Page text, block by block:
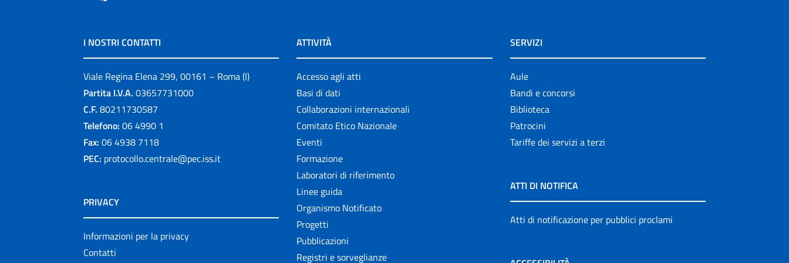
I NOSTRI CONTATTI
Viale Regina Elena 299, 00161 – Roma (I)
Partita I.V.A. 03657731000
C.F. 80211730587
Telefono: 06 4990 1
Fax: 06 4938 7118
PEC: protocollo.centrale@pec.iss.it
PRIVACY
Informazioni per la privacy
Contatti
ATTIVITÀ
Accesso agli atti
Basi di dati
Collaborazioni internazionali
Comitato Etico Nazionale
Eventi
Formazione
Laboratori di riferimento
Linee guida
Organismo Notificato
Progetti
Pubblicazioni
Registri e sorveglianze
SERVIZI
Aule
Bandi e concorsi
Biblioteca
Patrocini
Tariffe dei servizi a terzi
ATTI DI NOTIFICA
Atti di notificazione per pubblici proclami